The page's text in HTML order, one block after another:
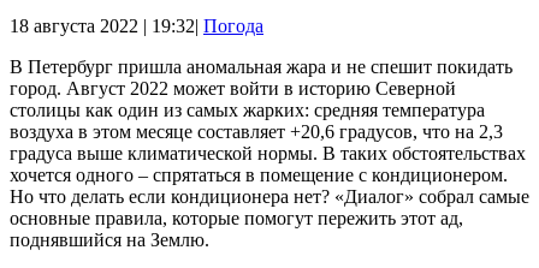
18 августа 2022 | 19:32| Погода
В Петербург пришла аномальная жара и не спешит покидать
город. Август 2022 может войти в историю Северной
столицы как один из самых жарких: средняя температура
воздуха в этом месяце составляет +20,6 градусов, что на 2,3
градуса выше климатической нормы. В таких обстоятельствах
хочется одного – спрятаться в помещение с кондиционером.
Но что делать если кондиционера нет? «Диалог» собрал самые
основные правила, которые помогут пережить этот ад,
поднявшийся на Землю.